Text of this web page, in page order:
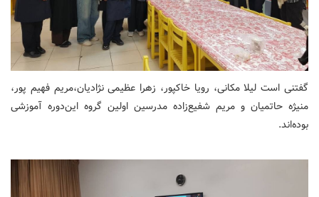
گفتنی است لیلا مکانی، رویا خاکپور، زهرا عظیمی نژادیان،مریم فهیم پور،
منیژه حاتمیان و مریم شفیع‌زاده مدرسین اولین گروه این‌دوره آموزشی
بوده‌اند.